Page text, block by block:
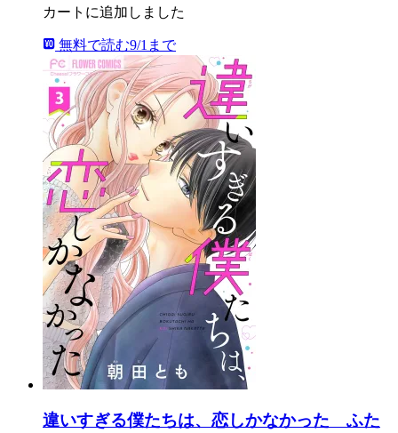
カートに追加しました
無料で読む9/1まで
違いすぎる僕たちは、恋しかなかった ふた